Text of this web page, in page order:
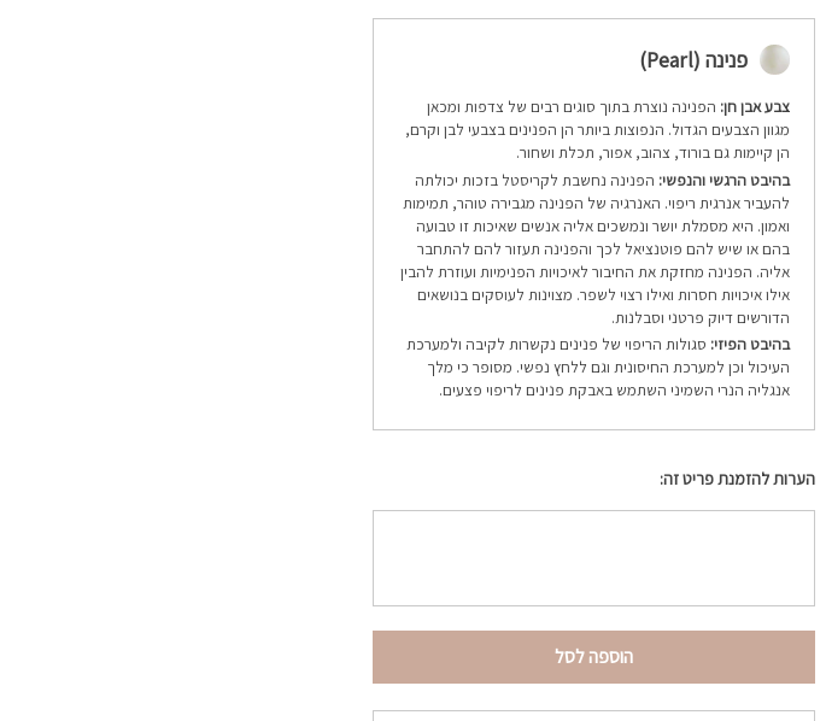
פנינה (Pearl)
צבע אבן חן: הפנינה נוצרת בתוך סוגים רבים של צדפות ומכאן
מגוון הצבעים הגדול. הנפוצות ביותר הן הפנינים בצבעי לבן וקרם,
הן קיימות גם בורוד, צהוב, אפור, תכלת ושחור.
בהיבט הרגשי והנפשי: הפנינה נחשבת לקריסטל בזכות יכולתה
להעביר אנרגית ריפוי. האנרגיה של הפנינה מגבירה טוהר, תמימות
ואמון. היא מסמלת יושר ונמשכים אליה אנשים שאיכות זו טבועה
בהם או שיש להם פוטנציאל לכך והפנינה תעזור להם להתחבר
אליה. הפנינה מחזקת את החיבור לאיכויות הפנימיות ועוזרת להבין
אילו איכויות חסרות ואילו רצוי לשפר. מצוינות לעוסקים בנושאים
הדורשים דיוק פרטני וסבלנות.
בהיבט הפיזי: סגולות הריפוי של פנינים נקשרות לקיבה ולמערכת
העיכול וכן למערכת החיסונית וגם ללחץ נפשי. מסופר כי מלך
אנגליה הנרי השמיני השתמש באבקת פנינים לריפוי פצעים.
הערות להזמנת פריט זה:
הוספה לסל